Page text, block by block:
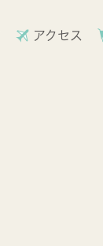
アクセス